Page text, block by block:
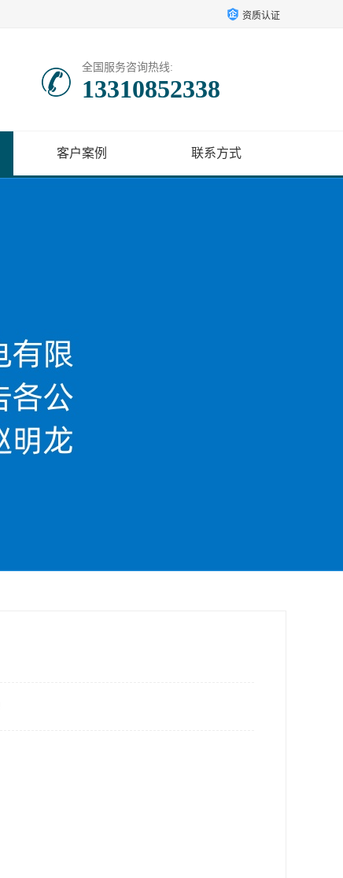
资质认证
全国服务咨询热线:
13310852338
客户案例 联系方式